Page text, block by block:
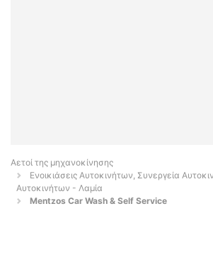
Αετοί της μηχανοκίνησης
Ενοικιάσεις Αυτοκινήτων, Συνεργεία
Αυτοκινήτων - Λαμία
Mentzos Car Wash & Self Service